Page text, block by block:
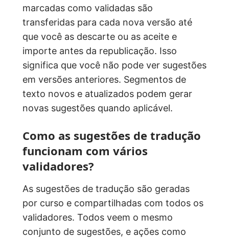
marcadas como validadas são
transferidas para cada nova versão até
que você as descarte ou as aceite e
importe antes da republicação. Isso
significa que você não pode ver sugestões
em versões anteriores. Segmentos de
texto novos e atualizados podem gerar
novas sugestões quando aplicável.
Como as sugestões de tradução
funcionam com vários
validadores?
As sugestões de tradução são geradas
por curso e compartilhadas com todos os
validadores. Todos veem o mesmo
conjunto de sugestões, e ações como